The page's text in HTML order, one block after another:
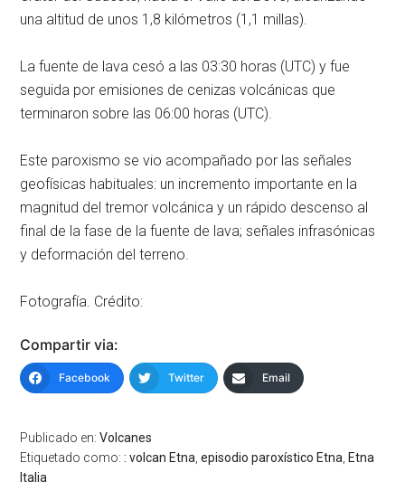
una altitud de unos 1,8 kilómetros (1,1 millas).
La fuente de lava cesó a las 03:30 horas (UTC) y fue
seguida por emisiones de cenizas volcánicas que
terminaron sobre las 06:00 horas (UTC).
Este paroxismo se vio acompañado por las señales
geofísicas habituales: un incremento importante en la
magnitud del tremor volcánica y un rápido descenso al
final de la fase de la fuente de lava; señales infrasónicas
y deformación del terreno.
Fotografía. Crédito:
Compartir via:
Facebook Twitter Email
Publicado en:Volcanes
Etiquetado como:: volcan Etna,episodio paroxístico Etna, Etna
Italia